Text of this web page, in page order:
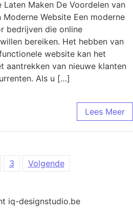
Maken De Voordelen van
Website Een moderne
bedrijven die online
bereiken. Het hebben van
website kan het
aantrekken van nieuwe klanten
Als u […]
Lees Meer
3 Volgende
iq-designstudio.be